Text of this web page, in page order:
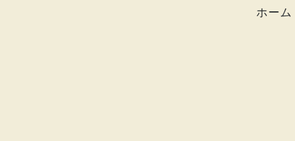
ホーム